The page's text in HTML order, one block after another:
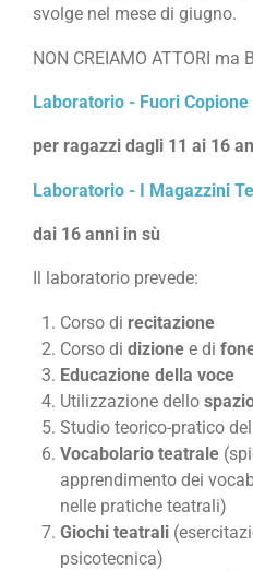
svolge nel mese di giugno.
NON CREIAMO ATTORI ma
Laboratorio - Fuori Copione
per ragazzi dagli 11 ai 16
Laboratorio - I Magazzini
dai 16 anni in sù
Il laboratorio prevede:
Corso di recitazione
Corso di dizionee di
Educazione della voce
Utilizzazione dello
Studio teorico-pratico del
Vocabolario teatrale
apprendimento dei
nelle pratiche teatrali)
Giochi teatrali
psicotecnica)